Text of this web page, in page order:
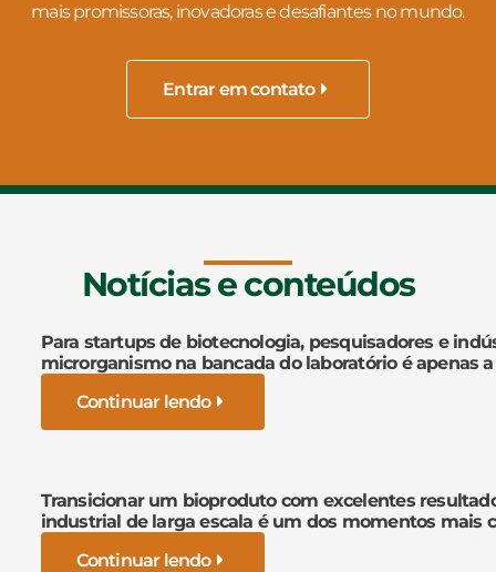
mais promissoras, inovadoras e desafiantes no mundo.
Entrar em contato
Notícias e conteúdos
Para startups de biotecnologia, pesquisadores e
microrganismo na bancada do laboratório é apenas
Continuar lendo
Transicionar um bioproduto com excelentes
industrial de larga escala é um dos momentos mais
Continuar lendo